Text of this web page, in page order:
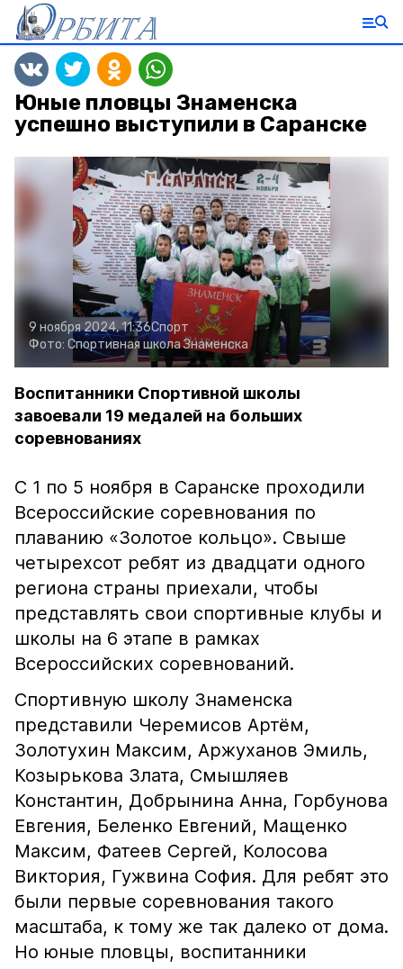
Юные пловцы Знаменска
успешно выступили в Саранске
9 ноября 2024, 11:36Спорт
Фото: Спортивная школа Знаменска
Воспитанники Спортивной школы
завоевали 19 медалей на больших
соревнованиях
С 1 по 5 ноября в Саранске проходили
Всероссийские соревнования по
плаванию «Золотое кольцо». Свыше
четырехсот ребят из двадцати одного
региона страны приехали, чтобы
представлять свои спортивные клубы и
школы на 6 этапе в рамках
Всероссийских соревнований.
Спортивную школу Знаменска
представили Черемисов Артём,
Золотухин Максим, Аржуханов Эмиль,
Козырькова Злата, Смышляев
Константин, Добрынина Анна, Горбунова
Евгения, Беленко Евгений, Мащенко
Максим, Фатеев Сергей, Колосова
Виктория, Гужвина София. Для ребят это
были первые соревнования такого
масштаба, к тому же так далеко от дома.
Но юные пловцы, воспитанники